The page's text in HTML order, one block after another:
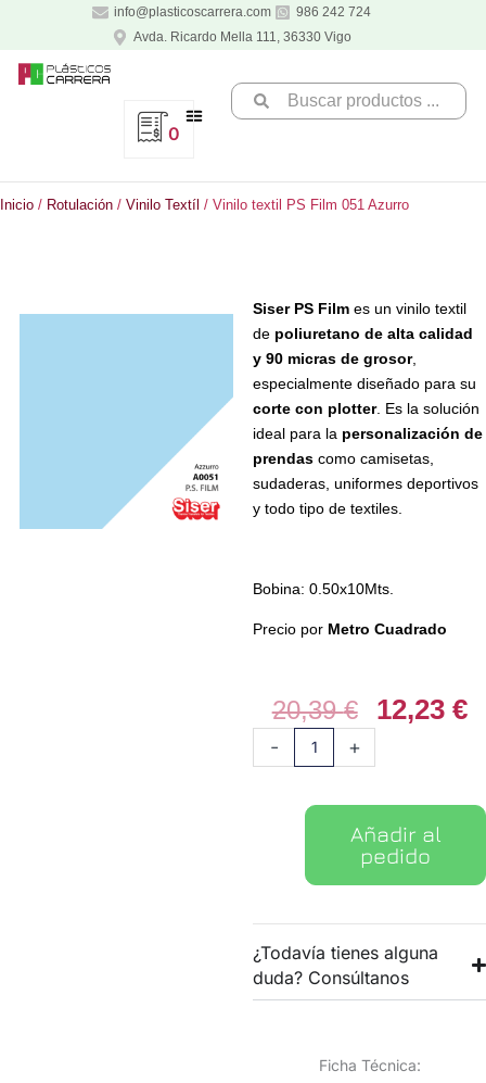
contenido
info@plasticoscarrera.com
986 242 724
Avda. Ricardo Mella 111, 36330 Vigo
Search
...
0
Inicio / Rotulación / Vinilo Textíl / Vinilo textil PS Film 051 Azurro
Siser PS Film es un vinilo textil
de poliuretano de alta calidad
y 90 micras de grosor,
especialmente diseñado para su
corte con plotter. Es la solución
ideal para la personalización de
prendas como camisetas,
sudaderas, uniformes deportivos
y todo tipo de textiles.
Bobina: 0.50x10Mts.
Precio por Metro Cuadrado
20,39€
El
precio
20,39 €.
12,23 €
-
textil
cantidad
+
Añadir al
pedido
¿Todavía tienes alguna
duda? Consúltanos
Ficha Técnica: